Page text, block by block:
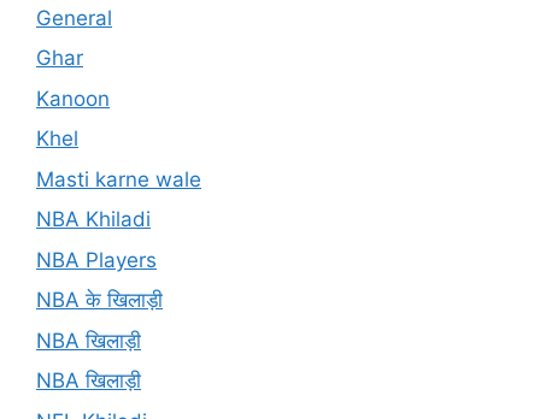
General
Ghar
Kanoon
Khel
Masti karne wale
NBA Khiladi
NBA Players
NBA के खिलाड़ी
NBA खिलाड़ी
NBA खिलाड़ी